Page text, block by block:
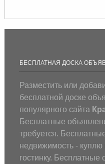
БЕСПЛАТНАЯ ДОСКА
Разместить или
бесплатной доске
популярного сайта
Бесплатные
требуется.
недвижимость - куплю
гостинку.